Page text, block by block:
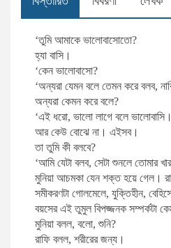
আরাফাত শাহরিয়ার
ফ্লোরা সরকার
অতিপ্রাকৃত ও ভৌতিক উপন্যাস
চিরায়ত গল্প
‘তুমি আমাকে ভালােবাসােতাে?
হ্যা বাসি।
‘কেন ভালােবাসাে?
‘অন্যরা যেমন বলে তেমন করে বলব,
অন্যরা কেমন করে বলে?
‘এই ধরাে, ভালাে লাগে বলে
আর কেউ বােঝে না। এইসব।
তা তুমি কী বলবে?
‘আমি যেটা বলব, সেটা শুনলে তােমার
মুনিয়া আচমকা যেন শক্ত হয়ে গেল।
সমীকরণটা গােলমেলে, যুক্তিহীন,
বয়সের এই তুমুল বিপজ্জনক সম্পর্কটা
মুনিয়া বলল, বলাে, শুনি?
রাফি বলল, শরীরের জন্য।